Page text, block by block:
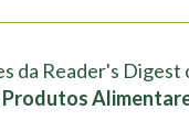
da Reader's Digest